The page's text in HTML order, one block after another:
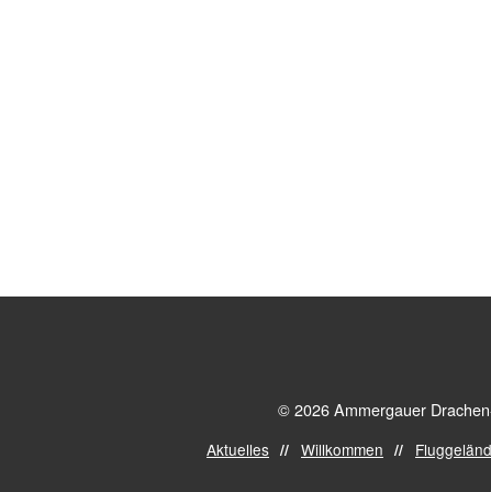
© 2026 Ammergauer
Aktuelles Willkommen